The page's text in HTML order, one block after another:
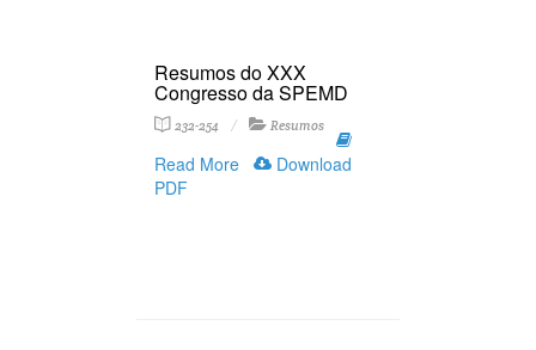
Resumos do XXX
Congresso da SPEMD
232-254 Resumos
Read More
Download
PDF